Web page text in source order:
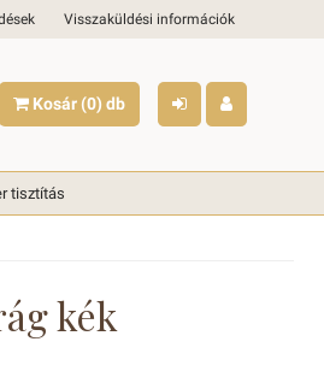
Visszaküldési információk
Kosár (0) db
tisztítás
kék